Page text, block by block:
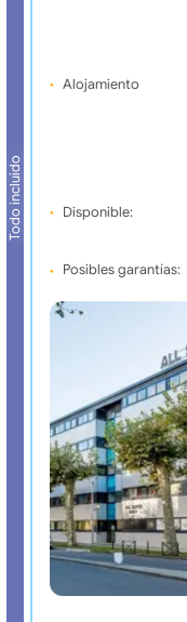
Todo incluido
Alojamiento
Disponible:
Posibles garantías: